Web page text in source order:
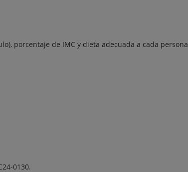
porcentaje de IMC y dieta adecuada a cada persona
0130.